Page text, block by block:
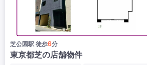
芝公園駅 徒歩6分
東京都芝の店舗物件